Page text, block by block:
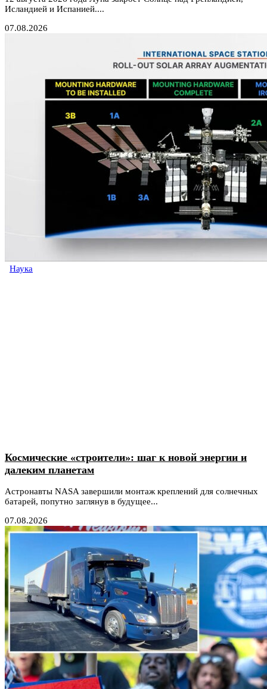
Исландией и Испанией....
07.08.2026
Наука
Космические «строители»: шаг к новой энергии и
далеким планетам
Астронавты NASA завершили монтаж креплений для солнечных
батарей, попутно заглянув в будущее...
07.08.2026